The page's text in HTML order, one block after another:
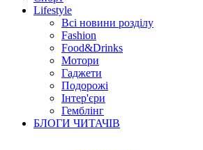
Lifestyle
Всі новини розділу
Fashion
Food&Drinks
Мотори
Гаджети
Подорожі
Інтер'єри
Гемблінг
БЛОГИ ЧИТАЧІВ